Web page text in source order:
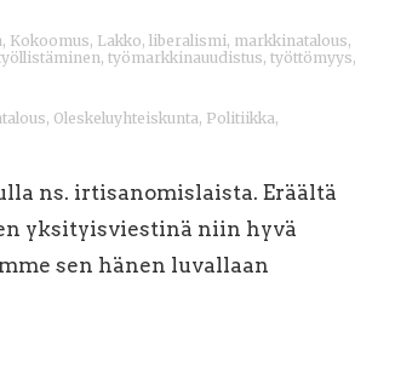
, Kokoomus, Lakko, liberalismi, markkinatalous,
, työmarkkinauudistus, työttömyys,
, Oleskeluyhteiskunta, Politiikka,
ns. irtisanomislaista. Eräältä
yksityisviestinä niin hyvä
sen hänen luvallaan